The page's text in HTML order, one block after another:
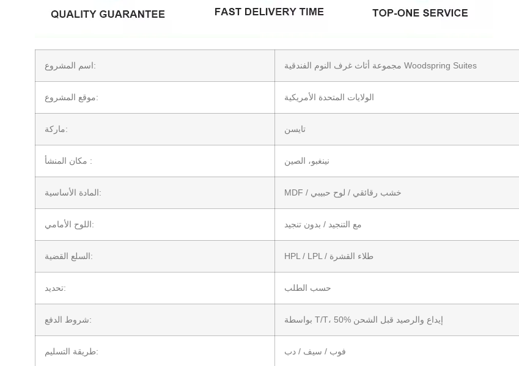
اسم المشروع: مجموعة أثاث غرف النوم الفندقية Woodspring Suites
موقع المشروع: الولايات المتحدة الأمريكية
ماركة: تايسن
مكان المنشأ : نينغبو، الصين
المادة الأساسية: MDF / خشب رقائقي / لوح حبيبي
اللوح الأمامي: مع التنجيد / بدون تنجيد
السلع القضية: HPL / LPL / طلاء القشرة
تحديد: حسب الطلب
شروط الدفع: بواسطة T/T، 50% إيداع والرصيد قبل الشحن
طريقة التسليم: فوب / سيف / دب